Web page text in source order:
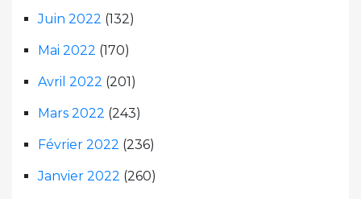
Juin 2022 (132)
Mai 2022 (170)
Avril 2022 (201)
Mars 2022 (243)
Février 2022 (236)
Janvier 2022 (260)